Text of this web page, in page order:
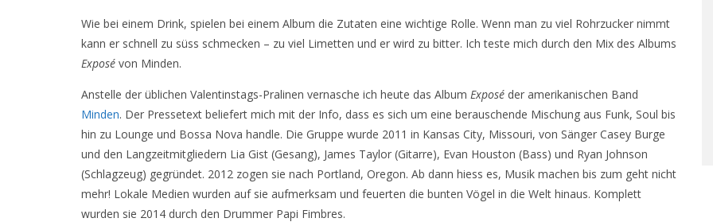
Wie bei einem Drink, spielen bei einem Album die Zutaten eine wichtige Rolle. Wenn man zu viel Rohrzucker nimmt
kann er schnell zu süss schmecken – zu viel Limetten und er wird zu bitter. Ich teste mich durch den Mix des Albums
Exposé von Minden.
Anstelle der üblichen Valentinstags-Pralinen vernasche ich heute das Album Exposé der amerikanischen Band
Minden. Der Pressetext beliefert mich mit der Info, dass es sich um eine berauschende Mischung aus Funk, Soul bis
hin zu Lounge und Bossa Nova handle. Die Gruppe wurde 2011 in Kansas City, Missouri, von Sänger Casey Burge
und den Langzeitmitgliedern Lia Gist (Gesang), James Taylor (Gitarre), Evan Houston (Bass) und Ryan Johnson
(Schlagzeug) gegründet. 2012 zogen sie nach Portland, Oregon. Ab dann hiess es, Musik machen bis zum geht nicht
mehr! Lokale Medien wurden auf sie aufmerksam und feuerten die bunten Vögel in die Welt hinaus. Komplett
wurden sie 2014 durch den Drummer Papi Fimbres.